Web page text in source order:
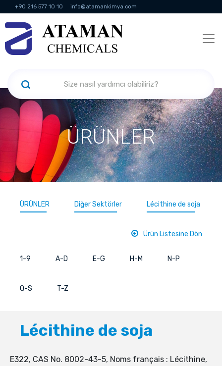
+90 216 577 10 10 info@atamankimya.com
KVKK Politikası Bilgi Toplumu Hizmetleri
ÜRÜNLER
ÜRÜNLER Diğer Sektörler Lécithine de soja
Ürün Listesine Dön
1-9 A-D E-G H-M N-P
Q-S T-Z
Lécithine de soja
E322, CAS No. 8002-43-5, Noms français : Lécithine,